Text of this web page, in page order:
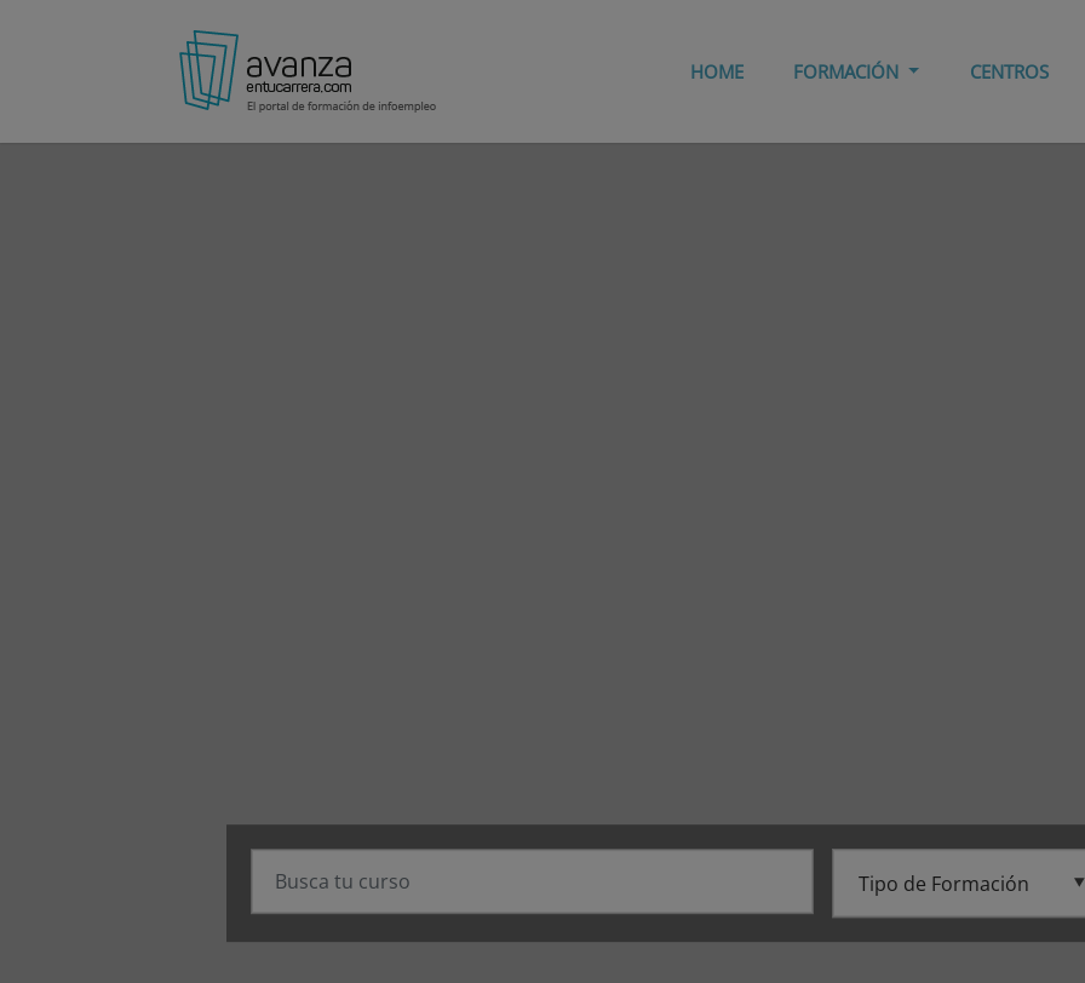
HOME FORMACIÓN CENTROS